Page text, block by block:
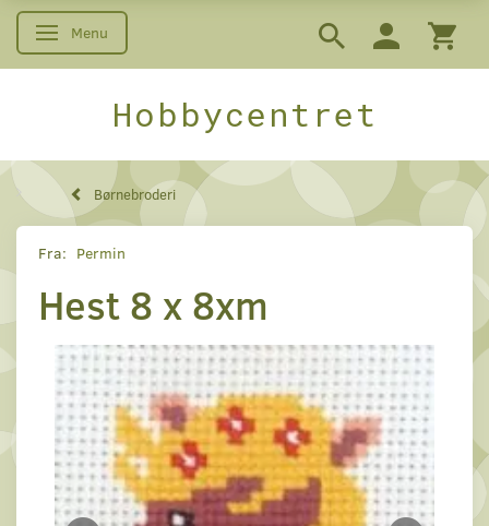
Skifte navigation
Menu
Hobbycentret
Børnebroderi
Fra: Permin
Hest 8 x 8xm